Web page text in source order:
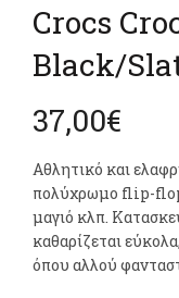
Crocs
Black/
37,00€
Αθλητικό και
πολύχρωμο flip-flop
μαγιό κλπ.
καθαρίζεται
όπου αλλού